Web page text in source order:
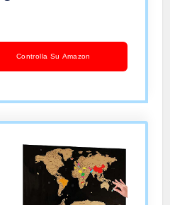
off Map – Mappa
Controlla Su Amazon